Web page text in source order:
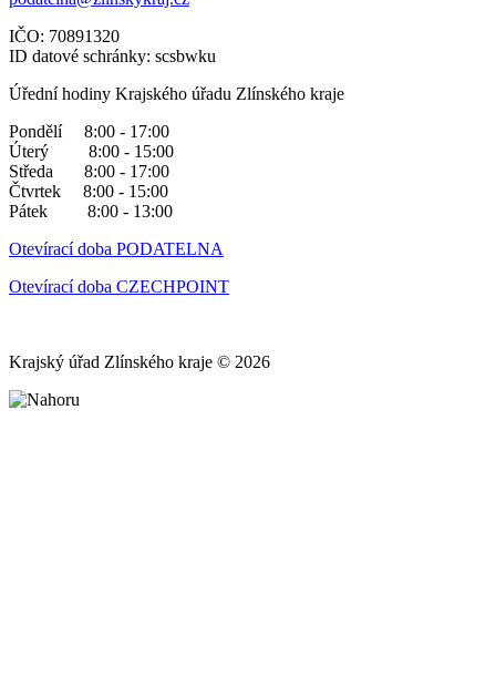
IČO: 70891320
ID datové schránky: scsbwku
Úřední hodiny Krajského úřadu Zlínského kraje
Pondělí 8:00 - 17:00
Úterý 8:00 - 15:00
Středa 8:00 - 17:00
Čtvrtek 8:00 - 15:00
Pátek 8:00 - 13:00
Otevírací doba PODATELNA
Otevírací doba CZECHPOINT
Krajský úřad Zlínského kraje © 2026